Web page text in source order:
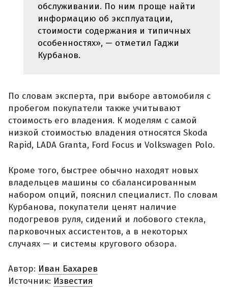
обслуживании. По ним проще найти
информацию об эксплуатации,
стоимости содержания и типичных
особенностях», — отметил Гаджи
Курбанов.
По словам эксперта, при выборе автомобиля с
пробегом покупатели также учитывают
стоимость его владения. К моделям с самой
низкой стоимостью владения относятся Skoda
Rapid, LADA Granta, Ford Focus и Volkswagen Polo.
Кроме того, быстрее обычно находят новых
владельцев машины со сбалансированным
набором опций, пояснил специалист. По словам
Курбанова, покупатели ценят наличие
подогревов руля, сидений и лобового стекла,
парковочных ассистентов, а в некоторых
случаях — и системы кругового обзора.
Автор: Иван Бахарев
Источник: Известия